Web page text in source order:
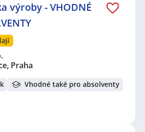
výroby - VHODNÉ
Praha
Vhodné také pro absolventy